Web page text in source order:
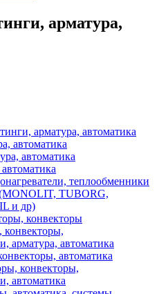
арматура,
арматура, автоматика
автоматика
автоматика
теплообменники
TUBORG,
и др)
конвекторы
арматура, автоматика
автоматика
конвекторы,
автоматика